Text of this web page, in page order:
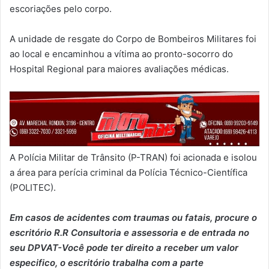
escoriações pelo corpo.
A unidade de resgate do Corpo de Bombeiros Militares foi
ao local e encaminhou a vítima ao pronto-socorro do
Hospital Regional para maiores avaliações médicas.
A Polícia Militar de Trânsito (P-TRAN) foi acionada e isolou
a área para perícia criminal da Polícia Técnico-Científica
(POLITEC).
Em casos de acidentes com traumas ou fatais, procure o
escritório R.R Consultoria e assessoria e de entrada no
seu DPVAT-Você pode ter direito a receber um valor
especifico, o escritório trabalha com a parte